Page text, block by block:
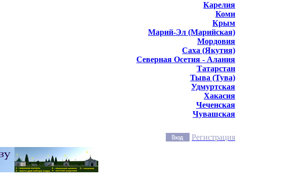
Карелия
Коми
Крым
Марий-Эл (Марийская)
Мордовия
Саха (Якутия)
Северная Осетия - Алания
Татарстан
Тыва (Тува)
Удмуртская
Хакасия
Чеченская
Чувашская
Регистрация